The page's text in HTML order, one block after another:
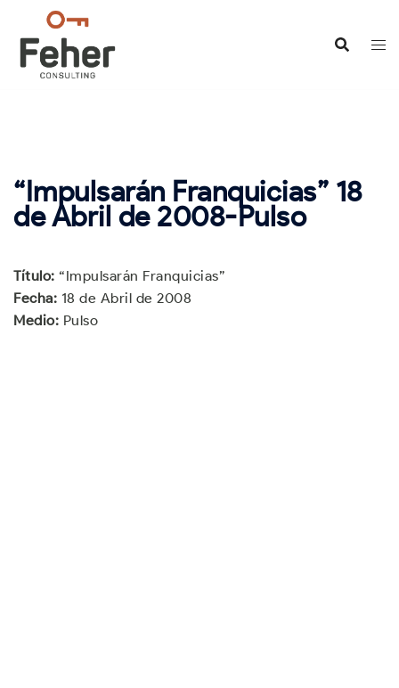
contenido
“Impulsarán Franquicias” 18
de Abril de 2008-Pulso
Título: “Impulsarán Franquicias”
Fecha: 18 de Abril de 2008
Medio: Pulso